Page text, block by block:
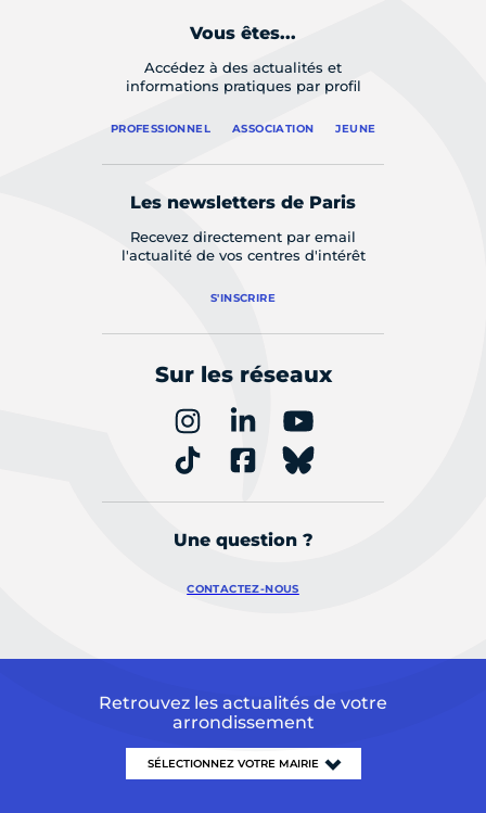
Vous êtes...
Accédez à des actualités et
informations pratiques par profil
PROFESSIONNEL ASSOCIATION JEUNE
Les newsletters de Paris
Recevez directement par email
l'actualité de vos centres d'intérêt
S'INSCRIRE
Sur les réseaux
Une question ?
CONTACTEZ-NOUS
Retrouvez les actualités de votre
arrondissement